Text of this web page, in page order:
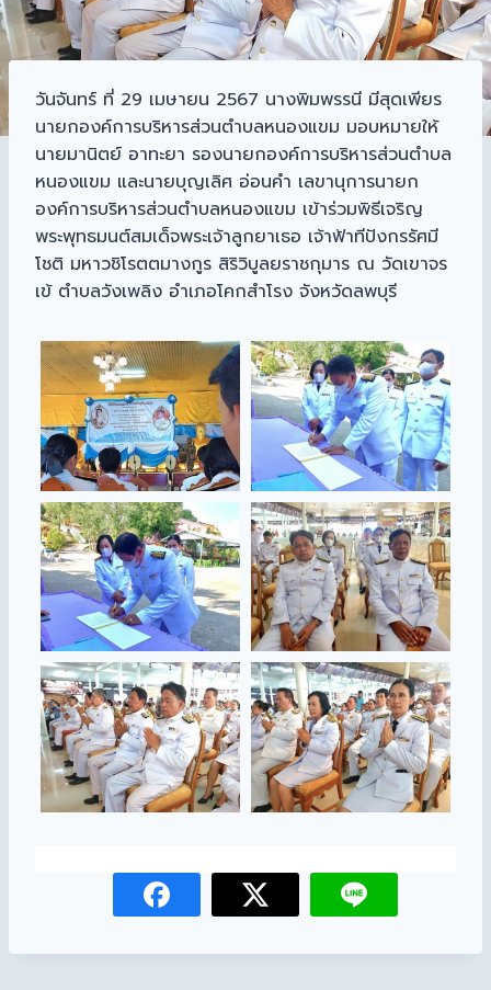
วันจันทร์ ที่ 29 เมษายน 2567 นางพิมพรรนี มีสุดเพียร
นายกองค์การบริหารส่วนตำบลหนองแขม มอบหมายให้
นายมานิตย์ อาทะยา รองนายกองค์การบริหารส่วนตำบล
หนองแขม และนายบุญเลิศ อ่อนคำ เลขานุการนายก
องค์การบริหารส่วนตำบลหนองแขม เข้าร่วมพิธีเจริญ
พระพุทธมนต์สมเด็จพระเจ้าลูกยาเธอ เจ้าฟ้าทีปังกรรัศมี
โชติ มหาวชิโรตตมางกูร สิริวิบูลยราชกุมาร ณ วัดเขาจร
เข้ ตำบลวังเพลิง อำเภอโคกสำโรง จังหวัดลพบุรี